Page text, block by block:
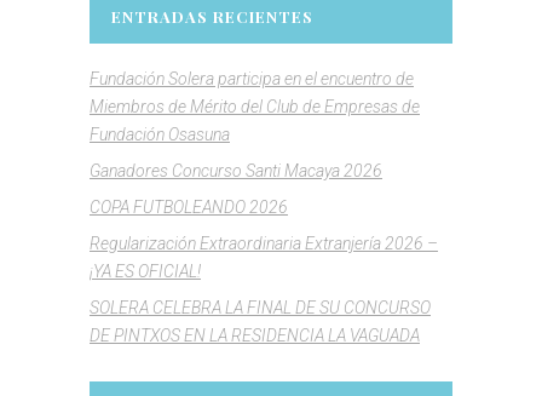
ENTRADAS RECIENTES
Fundación Solera participa en el encuentro de
Miembros de Mérito del Club de Empresas de
Fundación Osasuna
Ganadores Concurso Santi Macaya 2026
COPA FUTBOLEANDO 2026
Regularización Extraordinaria Extranjería 2026 –
¡YA ES OFICIAL!
SOLERA CELEBRA LA FINAL DE SU CONCURSO
DE PINTXOS EN LA RESIDENCIA LA VAGUADA